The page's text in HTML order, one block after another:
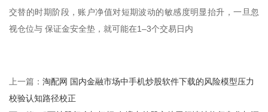
交替的时期阶段，账户净值对短期波动的敏感度明显抬升，一旦忽
视仓位与 保证金安全垫，就可能在1–3个交易日内
上一篇： 淘配网 国内金融市场中手机炒股软件下载的风险模型压力
校验认知路径校正